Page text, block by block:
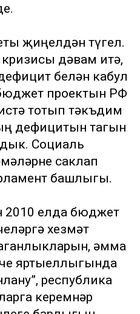
җиңелдән түгел.
дәвам итә,
белән кабул
проектын РФ
тотып тәкъдим
дефицитын тагын
Социаль
саклап
башлыгы.
2010 елда бюджет
хезмәт
әмма
яртыеллыгында
республика
керемнәр